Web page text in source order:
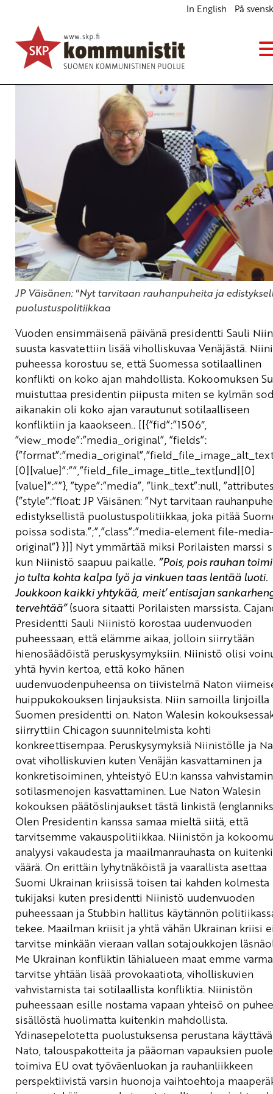
In English På
Presidentin puhe voimistaa viholliskuvaa
Blogi
1.1.2015 - 14:24
JP Väisänen: "Nyt tarvitaan rauhanpuheita ja
puolustuspolitiikkaa
Vuoden ensimmäisenä päivänä presidentti Sauli
suusta kasvatettiin lisää viholliskuvaa Venäjästä.
puheessa korostuu se, että Suomessa sotilaallinen
konflikti on koko ajan mahdollista. Kokoomuksen
muistuttaa presidentin piipusta miten se kylmän
aikanakin oli koko ajan varautunut sotilaalliseen
konfliktiin ja kaaokseen.. [[{”fid”:”1506″,
”view_mode”:”media_original”, ”fields”:
[0][value]”:””,”field_file_image_title_text[und][0]
[value]”:””}, ”type”:”media”, ”link_text”:null,
{”style”:”float: JP Väisänen: ”Nyt tarvitaan
edistyksellistä puolustuspolitiikkaa, joka pitää
poissa sodista.”;”,”class”:”media-element file-media-
original”} }]] Nyt ymmärtää miksi Porilaisten marssi
kun Niinistö saapuu paikalle. ”Pois, pois rauhan
jo tulta kohta kalpa lyö ja vinkuen taas lentää luoti.
Joukkoon kaikki yhtykää, meit’ entisajan
tervehtää” (suora sitaatti Porilaisten marssista.
Presidentti Sauli Niinistö korostaa uudenvuoden
puheessaan, että elämme aikaa, jolloin siirrytään
hienosäädöistä peruskysymyksiin. Niinistö olisi
yhtä hyvin kertoa, että koko hänen
uudenvuodenpuheensa on tiivistelmä Naton
huippukokouksen linjauksista. Niin samoilla linjoilla
Suomen presidentti on. Naton Walesin
siirryttiin Chicagon suunnitelmista kohti
konkreettisempaa. Peruskysymyksiä Niinistölle ja
ovat viholliskuvien kuten Venäjän kasvattaminen ja
konkretisoiminen, yhteistyö EU:n kanssa
sotilasmenojen kasvattaminen. Lue Naton Walesin
kokouksen päätöslinjaukset tästä linkistä
Olen Presidentin kanssa samaa mieltä siitä, että
tarvitsemme vakauspolitiikkaa. Niinistön ja
analyysi vakaudesta ja maailmanrauhasta on
väärä. On erittäin lyhytnäköistä ja vaarallista asettaa
Suomi Ukrainan kriisissä toisen tai kahden kolmesta
tukijaksi kuten presidentti Niinistö uudenvuoden
puheessaan ja Stubbin hallitus käytännön
tekee. Maailman kriisit ja yhtä vähän Ukrainan kriisi
tarvitse minkään vieraan vallan sotajoukkojen
Me Ukrainan konfliktin lähialueen maat emme
tarvitse yhtään lisää provokaatiota, viholliskuvien
vahvistamista tai sotilaallista konfliktia. Niinistön
puheessaan esille nostama vapaan yhteisö on
sisällöstä huolimatta kuitenkin mahdollista.
Ydinasepelotetta puolustuksensa perustana käyttävä
Nato, talouspakotteita ja pääoman vapauksien
toimiva EU ovat työväenluokan ja rauhanliikkeen
perspektiivistä varsin huonoja vaihtoehtoja